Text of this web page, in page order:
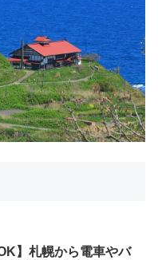
】札幌から電車やバ